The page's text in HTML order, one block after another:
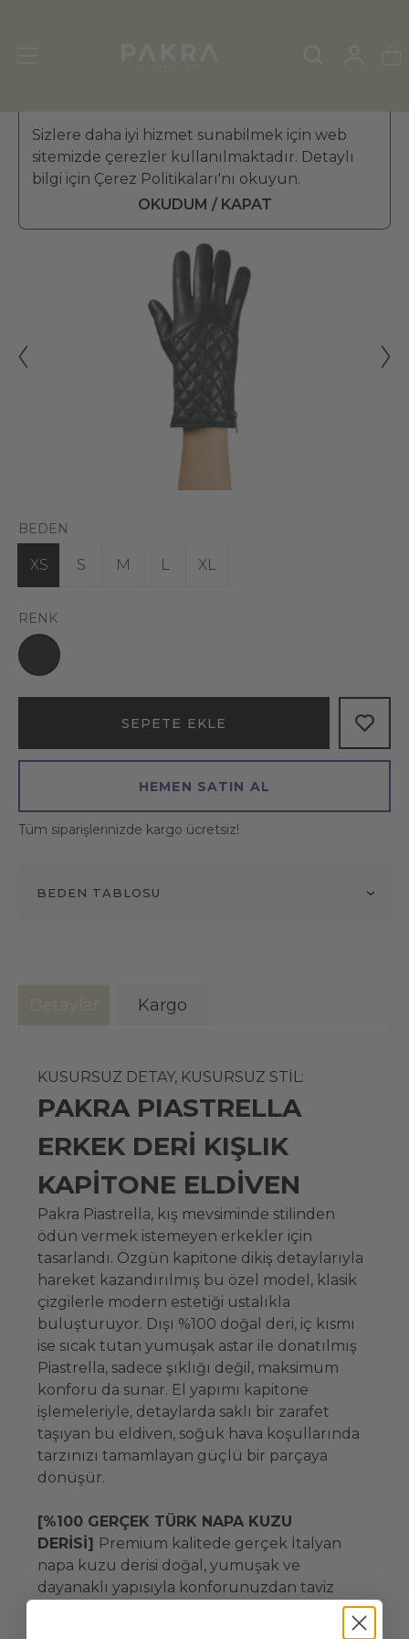
Sizlere daha iyi hizmet sunabilmek için web
sitemizde çerezler kullanılmaktadır. Detaylı
bilgi için Çerez Politikaları'nı okuyun.
OKUDUM / KAPAT
ERKEK DERİ ELDİVEN »KIŞ ELDİVENİ
PΛKRΛ
Piastrella Erkek Deri Kışlık
Kapitone Eldiven
BEDEN
XS S M L XL
RENK
SEPETE EKLE
HEMEN SATIN AL
Tüm siparişlerinizde kargo ücretsiz!
BEDEN TABLOSU
Kargo
KUSURSUZ DETAY, KUSURSUZ STİL:
PAKRA PIASTRELLA
ERKEK DERİ KIŞLIK
KAPİTONE ELDİVEN
Pakra Piastrella, kış mevsiminde stilinden
ödün vermek istemeyen erkekler için
tasarlandı. Özgün kapitone dikiş detaylarıyla
hareket kazandırılmış bu özel model, klasik
çizgilerle modern estetiği ustalıkla
buluşturuyor. Dışı %100 doğal deri, iç kısmı
ise sıcak tutan yumuşak astar ile donatılmış
Piastrella, sadece şıklığı değil, maksimum
konforu da sunar. El yapımı kapitone
işlemeleriyle, detaylarda saklı bir zarafet
taşıyan bu eldiven, soğuk hava koşullarında
tarzınızı tamamlayan güçlü bir parçaya
dönüşür.
[%100 GERÇEK TÜRK NAPA KUZU
DERİSİ]
Premium kalitede gerçek İtalyan
napa kuzu derisi doğal, yumuşak ve
dayanaklı yapısıyla konforunuzdan taviz
vermeden uzun yıllar kullanmanıza olanak
tanıyacak. Doğal deri sayesinde cildiniz nefes